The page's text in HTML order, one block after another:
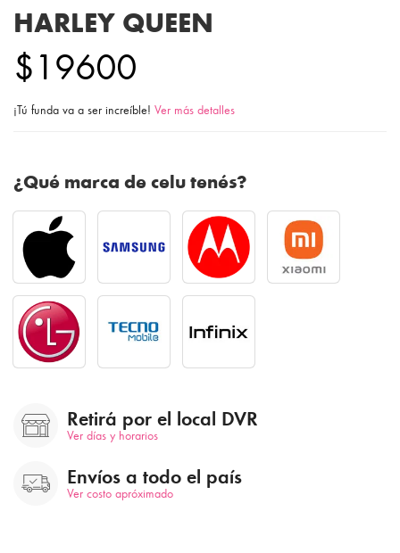
HARLEY QUEEN
$19600
¡Tú funda va a ser increíble! Ver más detalles
¿Qué marca de celu tenés?
Retirá por el local DVR
Ver días y horarios
Envíos a todo el país
Ver costo apróximado